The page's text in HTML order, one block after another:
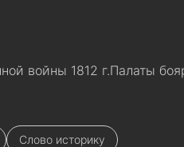
войны 1812 г.Палаты
Слово историку